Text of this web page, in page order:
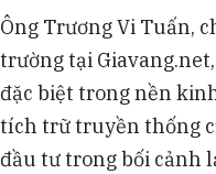
Ông Trương Vi Tuấn,
trường tại
đặc biệt trong nền
tích trữ truyền thống
đầu tư trong bối cảnh